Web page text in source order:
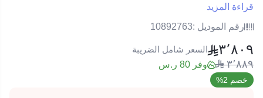
قراءة المزيد
رقم الموديل :10892763
٣٬٨٠٩ السعر شامل الضريبة
٣٬٨٨٩ وفر 80 ر.س
خصم 2%